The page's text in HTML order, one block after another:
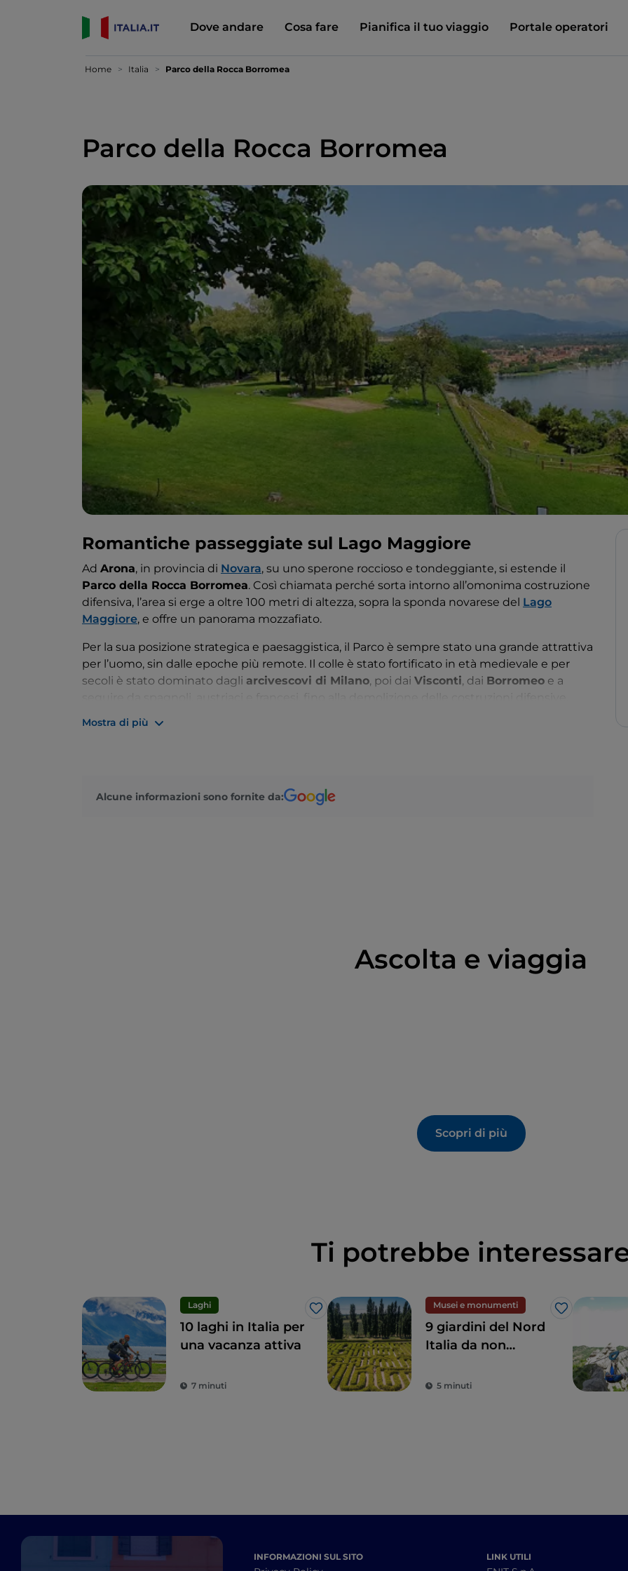
Dove andare Cosa fare Pianifica il tuo viaggio Portale operatori
Home Italia Parco della Rocca Borromea
Parco della Rocca Borromea
Romantiche passeggiate sul Lago Maggiore
Ad Arona, in provincia di Novara, su uno sperone roccioso e tondeggiante, si estende il
Parco della Rocca Borromea. Così chiamata perché sorta intorno all’omonima costruzione
difensiva, l’area si erge a oltre 100 metri di altezza, sopra la sponda novarese del Lago
Maggiore, e offre un panorama mozzafiato.
Per la sua posizione strategica e paesaggistica, il Parco è sempre stato una grande attrattiva
per l’uomo, sin dalle epoche più remote. Il colle è stato fortificato in età medievale e per
secoli è stato dominato dagli arcivescovi di Milano, poi dai Visconti, dai Borromeo e a
Mostra di più
Alcune informazioni sono fornite da:
Ascolta e viaggia
Scopri di più
Ti potrebbe
Laghi
Like
10 laghi in Italia per
una vacanza attiva
7 minuti
Musei e monumenti
Like
9 giardini del Nord
Italia da non
5 minuti
INFORMAZIONI SUL SITO LINK UTILI